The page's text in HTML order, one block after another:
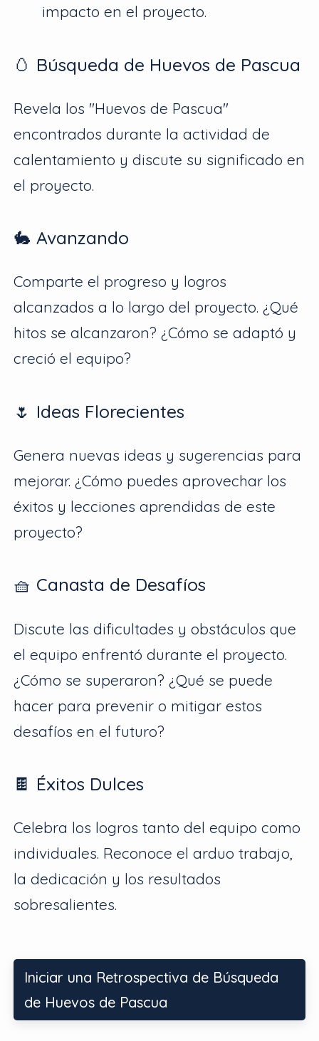
impacto en el proyecto.
🥚 Búsqueda de Huevos de Pascua
Revela los "Huevos de Pascua"
encontrados durante la actividad de
calentamiento y discute su significado en
el proyecto.
🐇 Avanzando
Comparte el progreso y logros
alcanzados a lo largo del proyecto. ¿Qué
hitos se alcanzaron? ¿Cómo se adaptó y
creció el equipo?
🌷 Ideas Florecientes
Genera nuevas ideas y sugerencias para
mejorar. ¿Cómo puedes aprovechar los
éxitos y lecciones aprendidas de este
proyecto?
🧺 Canasta de Desafíos
Discute las dificultades y obstáculos que
el equipo enfrentó durante el proyecto.
¿Cómo se superaron? ¿Qué se puede
hacer para prevenir o mitigar estos
desafíos en el futuro?
🍫 Éxitos Dulces
Celebra los logros tanto del equipo como
individuales. Reconoce el arduo trabajo,
la dedicación y los resultados
sobresalientes.
Iniciar una Retrospectiva de Búsqueda
de Huevos de Pascua